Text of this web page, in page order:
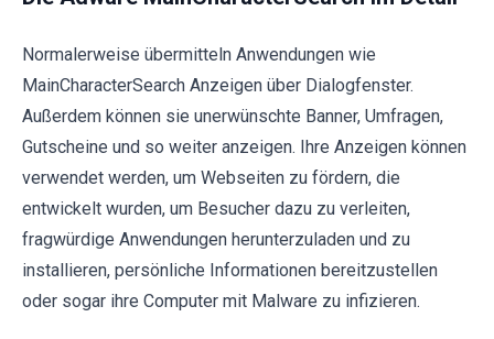
Normalerweise übermitteln Anwendungen wie
MainCharacterSearch Anzeigen über Dialogfenster.
Außerdem können sie unerwünschte Banner, Umfragen,
Gutscheine und so weiter anzeigen. Ihre Anzeigen können
verwendet werden, um Webseiten zu fördern, die
entwickelt wurden, um Besucher dazu zu verleiten,
fragwürdige Anwendungen herunterzuladen und zu
installieren, persönliche Informationen bereitzustellen
oder sogar ihre Computer mit Malware zu infizieren.